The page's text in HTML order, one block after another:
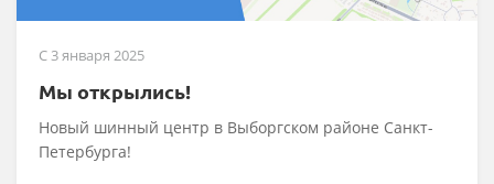
C 3 января 2025
Мы открылись!
Новый шинный центр в Выборгском районе Санкт-
Петербурга!